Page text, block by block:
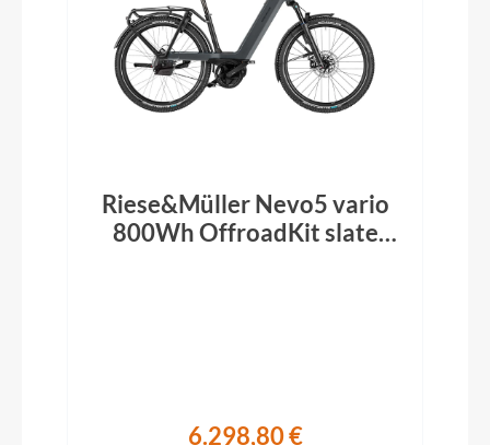
Riese&Müller Nevo5 vario
800Wh OffroadKit slate
6.298,80 €